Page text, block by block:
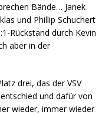
Bände… Janek
und Phillip Schuchert
Rückstand durch Kevin
aber in der
drei, das der VSV
und dafür von
wieder, immer wieder